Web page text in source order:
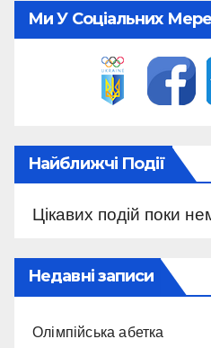
Ми У Соціальних
Найближчі Події
Цікавих подій поки
Недавні записи
Олімпійська абетка